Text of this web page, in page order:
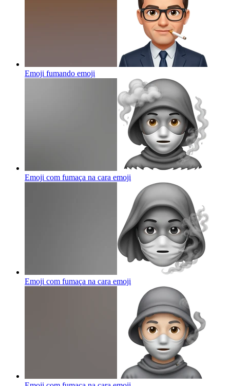
Emoji fumando emoji
Emoji com fumaça na cara emoji
Emoji com fumaça na cara emoji